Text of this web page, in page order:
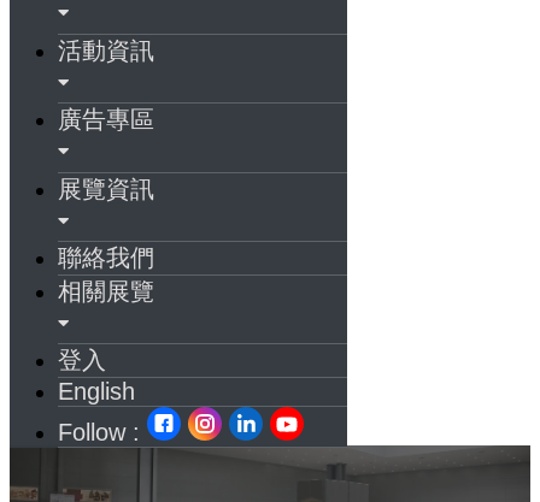
活動資訊
廣告專區
展覽資訊
聯絡我們
相關展覽
登入
English
Follow :